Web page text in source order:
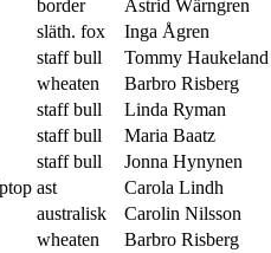
border Astrid Wärngren
släth. fox Inga Ågren
staff bull Tommy Haukeland
wheaten Barbro Risberg
staff bull Linda Ryman
staff bull Maria Baatz
staff bull Jonna Hynynen
ast Carola Lindh
australisk Carolin Nilsson
wheaten Barbro Risberg